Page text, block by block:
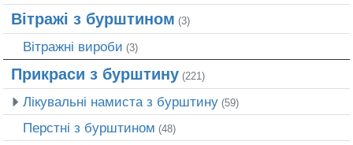
Вітражі з бурштином (3)
Вітражні вироби (3)
Прикраси з бурштину (221)
Лікувальні намиста з бурштину (59)
Перстні з бурштином (48)